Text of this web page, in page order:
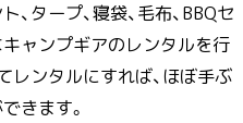
タープ、寝袋、毛布、BBQセ
ャンプギアのレンタルを行
レンタルにすれば、ほぼ手ぶ
きます。